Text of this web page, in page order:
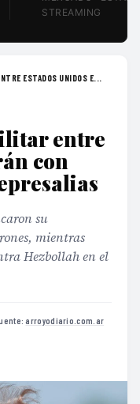
STREAMING
ESTADOS UNIDOS E...
entre
con
su
mientras
Hezbollah en el
arroyodiario.com.ar